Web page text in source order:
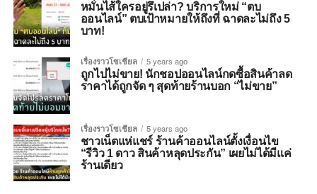
หมั่นไส้ใครอยู่รึเปล่า? บริการใหม่ “ตบ
ออนไลน์” ตบเป้าหมายให้ถึงที่ ฉาดละไม่ถึง 5
บาท!
เรื่องราวโซเชียล 5 years ago
ถูกไปไม่ขาย! นักชอปออนไลน์กดซื้อสินค้าลด
ราคาได้ถูกจัด ๆ สุดท้ายร้านบอก “ไม่ขาย”
เรื่องราวโซเชียล 5 years ago
ชาวเน็ตแห่แชร์ ร้านค้าออนไลน์ตั้งเงื่อนไข
“รีวิว 1 ดาว สินค้าหลุดประกัน” เผยไม่ได้มีแค่
ร้านเดียว